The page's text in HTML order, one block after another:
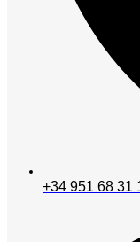
‪+34 951 68 31